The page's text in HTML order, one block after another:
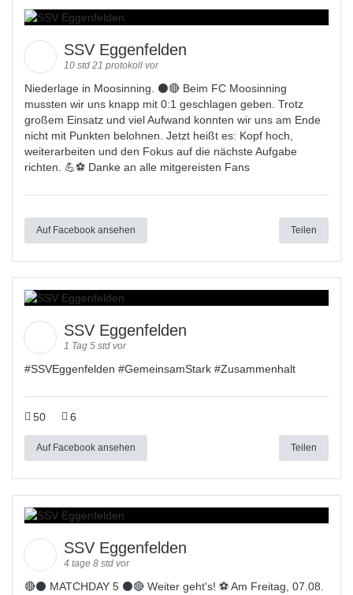
SSV Eggenfelden
10 std 21 protokoll vor
Niederlage in Moosinning. ⚫🔴 Beim FC Moosinning
mussten wir uns knapp mit 0:1 geschlagen geben. Trotz
großem Einsatz und viel Aufwand konnten wir uns am Ende
nicht mit Punkten belohnen. Jetzt heißt es: Kopf hoch,
weiterarbeiten und den Fokus auf die nächste Aufgabe
richten. 💪⚽ Danke an alle mitgereisten Fans
Auf Facebook ansehen Teilen
SSV Eggenfelden
1 Tag 5 std vor
#SSVEggenfelden #GemeinsamStark #Zusammenhalt
50 6
Auf Facebook ansehen Teilen
SSV Eggenfelden
4 tage 8 std vor
🔴⚫️ MATCHDAY 5 ⚫️🔴 Weiter geht's! ⚽ Am Freitag, 07.08.